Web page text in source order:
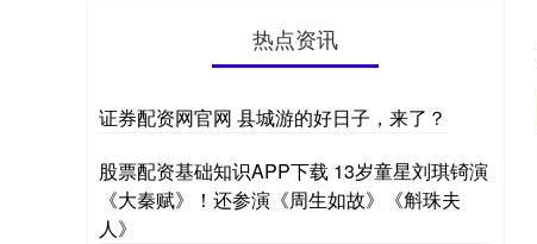
热点资讯
证券配资网官网 县城游的好日子，来了？
股票配资基础知识APP下载 13岁童星刘琪锜演
《大秦赋》！还参演《周生如故》《斛珠夫
人》